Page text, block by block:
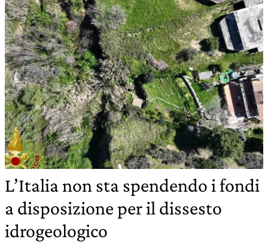
L’Italia non sta spendendo i fondi
a disposizione per il dissesto
idrogeologico